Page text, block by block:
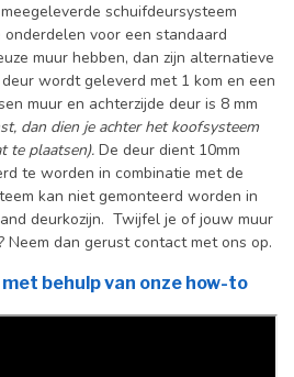
schuifdeursysteem
voor een standaard
muur hebben, dan zijn alternatieve
wordt geleverd met 1 kom en een
muur en achterzijde deur is 8 mm
dan dien je achter het koofsysteem
te plaatsen). De deur dient 10mm
te worden in combinatie met de
kan niet gemonteerd worden in
deurkozijn. Twijfel je of jouw muur
Neem dan gerust contact met ons op.
behulp van onze how-to